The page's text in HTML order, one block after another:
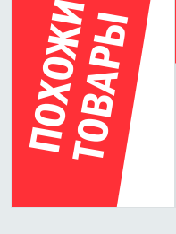
П
О
Х
О
Ж
И
Е
Т
О
В
А
Р
Ы
5л
Motorenoel Quality 5W30
синтетическое моторное
5л 6567